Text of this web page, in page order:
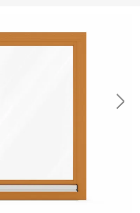
portails